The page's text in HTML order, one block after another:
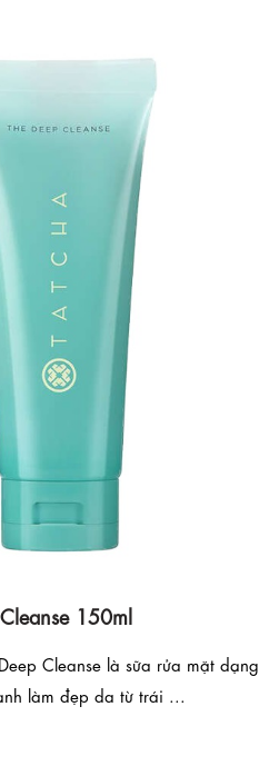
150ml
Cleanse là sữa rửa mặt dạng
làm đẹp da từ trái ...